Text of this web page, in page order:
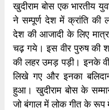
खुदीराम बोस एक भारतीय
ने सम्पूर्ण देश में क्रांति की
देश की आजादी के लिए
चढ़ गये। इस वीर पुरुष की
की लहर उमड़ पड़ी। इनके
लिखे गए और इनका
हुआ। खुदीराम बोस के
जो बंगाल में लोक गीत के रूप